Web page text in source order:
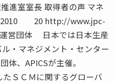
進室室長 取得者の声 マネ
2010 20 http://www.jpc-
営団体 日本では日本生産
・マネジメント・センター
体、APICSが主催。
ＳＣＭに関するグローバ